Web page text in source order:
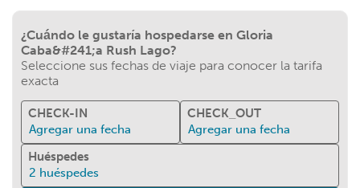
¿Cuándo le gustaría hospedarse en Gloria
Caba&#241;a Rush Lago?
Seleccione sus fechas de viaje para conocer la tarifa
exacta
CHECK-IN
Agregar una fecha
CHECK_OUT
Agregar una fecha
Huéspedes
2 huéspedes